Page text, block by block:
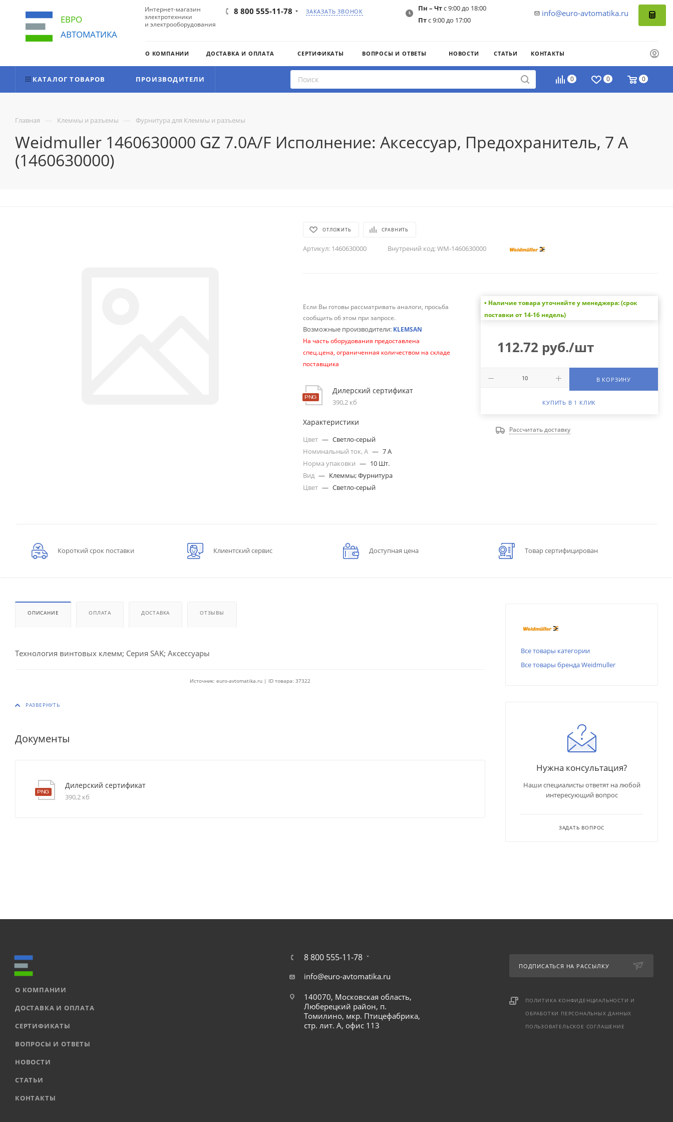
ЕВРО
АВТОМАТИКА
Интернет-магазин
электротехники
и электрооборудования
8 800 555-11-78 ЗАКАЗАТЬ ЗВОНОК info@euro-avtomatika.ru
Пн – Чтс 9:00 до 18:00
Птс 9:00 до 17:00
О КОМПАНИИ ДОСТАВКА И ОПЛАТА СЕРТИФИКАТЫ ВОПРОСЫ И ОТВЕТЫ НОВОСТИ СТАТЬИ КОНТАКТЫ
0 0 0
КАТАЛОГ ТОВАРОВ ПРОИЗВОДИТЕЛИ
Главная — Клеммы и разъемы — Фурнитура для Клеммы и разъемы
Weidmuller 1460630000 GZ 7.0A/F Исполнение: Аксессуар, Предохранитель, 7 A
(1460630000)
ОТЛОЖИТЬ СРАВНИТЬ
Артикул: 1460630000 Внутрений код:WM-1460630000
Если Вы готовы рассматривать аналоги, просьба
сообщить об этом при запросе.
Возможные производители: KLEMSAN
На часть оборудования предоставлена
спец.цена, ограниченная количеством на складе
поставщика
Дилерский сертификат
390,2 кб
Характеристики
Цвет — Светло-серый
Номинальный ток, А — 7 A
Норма упаковки — 10 Шт.
Вид — Клеммы; Фурнитура
Цвет — Светло-серый
• Наличие товара уточняйте у менеджера: (срок
поставки от 14-16 недель)
112.72 руб./шт
В КОРЗИНУ
КУПИТЬ В 1 КЛИК
Рассчитать доставку
Короткий срок поставки Клиентский сервис Доступная цена Товар сертифицирован
ОПИСАНИЕ ОПЛАТА ДОСТАВКА ОТЗЫВЫ
Технология винтовых клемм; Серия SAK; Аксессуары
Источник: euro-avtomatika.ru | ID товара: 37322
Документы
Дилерский сертификат
390,2 кб
Все товары категории
Все товары бренда Weidmuller
Нужна консультация?
Наши специалисты ответят на любой
интересующий вопрос
ЗАДАТЬ ВОПРОС
О КОМПАНИИ
ДОСТАВКА И ОПЛАТА
СЕРТИФИКАТЫ
ВОПРОСЫ И ОТВЕТЫ
НОВОСТИ
СТАТЬИ
КОНТАКТЫ
8 800 555-11-78
info@euro-avtomatika.ru
140070, Московская область,
Люберецкий район, п.
Томилино, мкр. Птицефабрика,
стр. лит. А, офис 113
ПОДПИСАТЬСЯ НА РАССЫЛКУ
ПОЛИТИКА КОНФИДЕНЦИАЛЬНОСТИ И
ОБРАБОТКИ ПЕРСОНАЛЬНЫХ ДАННЫХ
ПОЛЬЗОВАТЕЛЬСКОЕ СОГЛАШЕНИЕ